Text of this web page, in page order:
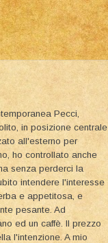
Pecci,
in posizione centrale
all'esterno per
ho controllato anche
senza perderci la
intendere l'interesse
e appetitosa, e
pesante. Ad
ed un caffè. Il prezzo
l'intenzione. A mio